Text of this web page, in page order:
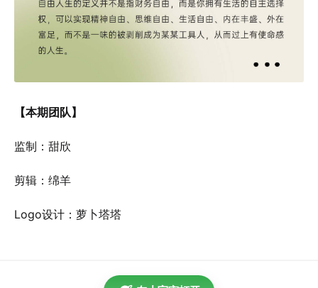
【本期团队】
监制：甜欣
剪辑：绵羊
Logo设计：萝卜塔塔